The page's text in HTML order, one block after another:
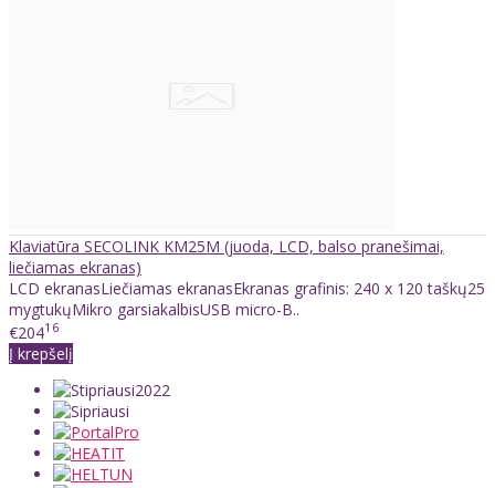
Klaviatūra SECOLINK KM25M (juoda, LCD, balso pranešimai,
liečiamas ekranas)
LCD ekranasLiečiamas ekranasEkranas grafinis: 240 x 120 taškų25
mygtukųMikro garsiakalbisUSB micro-B..
€20416
Į krepšelį